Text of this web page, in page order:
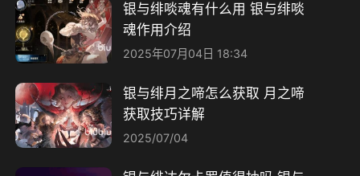
银与绯啖魂有什么用 银与绯啖
魂作用介绍
2025年07月04日 18:34
银与绯月之啼怎么获取 月之啼
获取技巧详解
2025/07/04